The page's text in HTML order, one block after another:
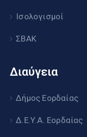
Ισολογισμοί
ΣΒΑΚ
Διαύγεια
Δήμος Εορδαίας
Δ.Ε.Υ.Α. Εορδαίας